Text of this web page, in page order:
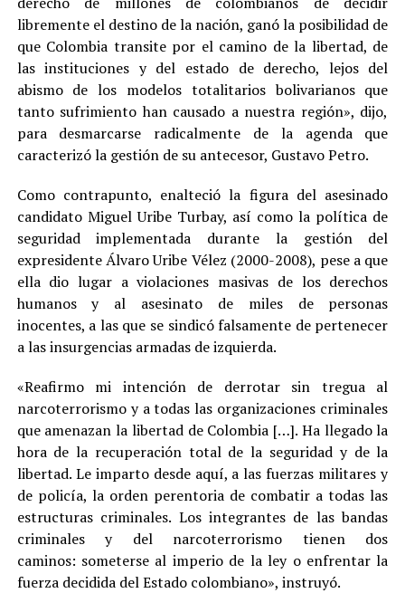
libremente el destino de la nación, ganó la posibilidad de
que Colombia transite por el camino de la libertad, de
las instituciones y del estado de derecho, lejos del
abismo de los modelos totalitarios bolivarianos que
tanto sufrimiento han causado a nuestra región», dijo,
para desmarcarse radicalmente de la agenda que
caracterizó la gestión de su antecesor, Gustavo Petro.
Como contrapunto, enalteció la figura del asesinado
candidato Miguel Uribe Turbay, así como la política de
seguridad implementada durante la gestión del
expresidente Álvaro Uribe Vélez (2000-2008), pese a que
ella dio lugar a violaciones masivas de los derechos
humanos y al asesinato de miles de personas
inocentes, a las que se sindicó falsamente de pertenecer
a las insurgencias armadas de izquierda.
«Reafirmo mi intención de derrotar sin tregua al
narcoterrorismo y a todas las organizaciones criminales
que amenazan la libertad de Colombia […]. Ha llegado la
hora de la recuperación total de la seguridad y de la
libertad. Le imparto desde aquí, a las fuerzas militares y
de policía, la orden perentoria de combatir a todas las
estructuras criminales. Los integrantes de las bandas
criminales y del narcoterrorismo tienen dos
caminos: someterse al imperio de la ley o enfrentar la
fuerza decidida del Estado colombiano», instruyó.